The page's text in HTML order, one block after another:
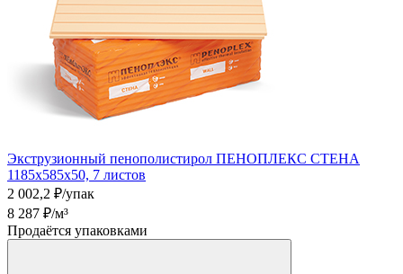
Экструзионный пенополистирол ПЕНОПЛЕКС СТЕНА
1185х585х50, 7 листов
2 002,2 ₽/упак
8 287 ₽/м³
Продаётся упаковками